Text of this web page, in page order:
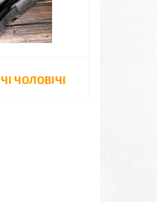
ЧОЛОВІЧІ